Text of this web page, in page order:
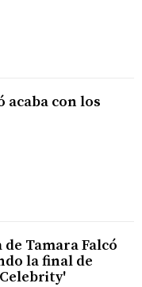
acaba con los
Tamara Falcó
la final de